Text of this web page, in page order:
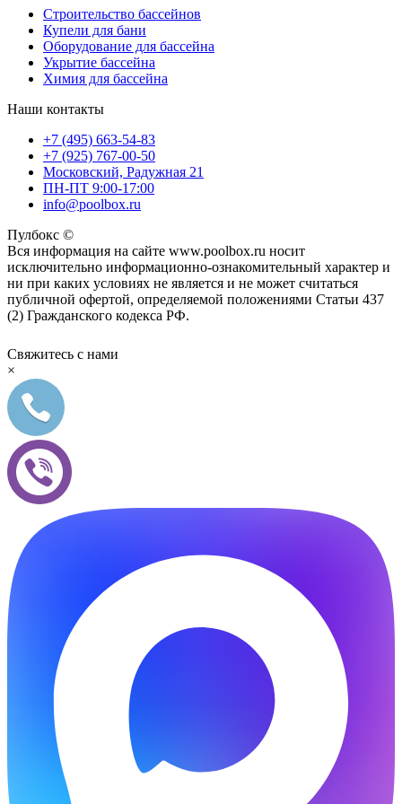
Строительство бассейнов
Купели для бани
Оборудование для бассейна
Укрытие бассейна
Химия для бассейна
Наши контакты
+7 (495) 663-54-83
+7 (925) 767-00-50
Московский, Радужная 21
ПН-ПТ 9:00-17:00
info@poolbox.ru
Пулбокс ©
Вся информация на сайте www.poolbox.ru носит
исключительно информационно-ознакомительный характер и
ни при каких условиях не является и не может считаться
публичной офертой, определяемой положениями Статьи 437
(2) Гражданского кодекса РФ.
Свяжитесь с нами
×